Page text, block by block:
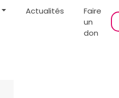
Actualités
Faire
un
don